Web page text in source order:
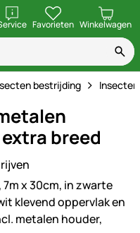
openenFavorieten Winkelwagen
bestrijding
breed